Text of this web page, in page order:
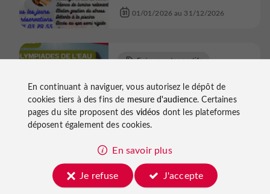
01/01/2026 au 31/12/2026
OLYMPIADES DE L'EAU
Evènements sportifs
Aiguillon
08/08/2026
Evènements sportifs
En continuant à naviguer, vous autorisez le dépôt de
cookies tiers à des fins de mesure d'audience. Certaines
pages du site proposent des vidéos dont les plateformes
déposent également des cookies.
En savoir plus
Je refuse
J'accepte